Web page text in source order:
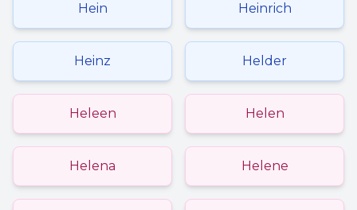
Hein Heinrich
Heinz Helder
Heleen Helen
Helena Helene